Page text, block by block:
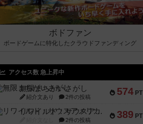
ボドファン
ボードゲームに特化したクラウドファンディング
アクセス数 急上昇中
574 PT
無限まちがいさがし
紹介文あり 2件の投稿
389 PT
リワイルド：サウスアメリカ
2件の投稿